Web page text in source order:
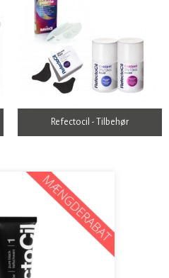
Refectocil - Tilbehør